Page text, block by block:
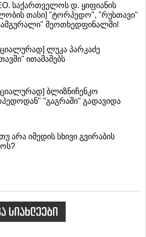
საქართველოს დ. ყიფიანის
თასი] "ტორპედო", "რუსთავი"
მეოთხედფინალში!
ლუკა პარკაძე
ითამაშებს
ბლიზნიჩენკო
"გაგრაში" გადავიდა
არა იმედის სხივი გვირაბის
სიახლეები